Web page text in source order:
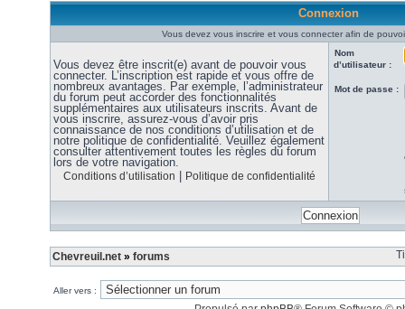
Connexion
Vous devez vous inscrire et vous connecter afin de
Vous devez être inscrit(e) avant de pouvoir vous
connecter. L’inscription est rapide et vous offre de
nombreux avantages. Par exemple, l’administrateur
du forum peut accorder des fonctionnalités
supplémentaires aux utilisateurs inscrits. Avant de
vous inscrire, assurez-vous d’avoir pris
connaissance de nos conditions d’utilisation et de
notre politique de confidentialité. Veuillez également
consulter attentivement toutes les règles du forum
lors de votre navigation.
Conditions d’utilisation Politique de confidentialité
Nom
d’utilisateur :
Mot de passe :
Chevreuil.net » forums
Aller vers :